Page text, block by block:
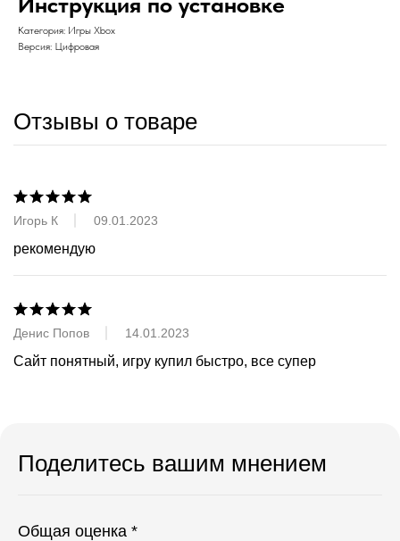
Категория: Игры Xbox
Версия: Цифровая
Отзывы о товаре
Игорь К 09.01.2023
рекомендую
Денис Попов 14.01.2023
Сайт понятный, игру купил быстро, все супер
Поделитесь вашим мнением
Общая оценка *